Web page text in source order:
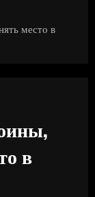
место в
в